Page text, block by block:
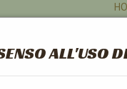
ALL'USO